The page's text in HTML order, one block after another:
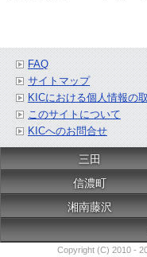
FAQ
サイトマップ
KICにおける個人情報の
このサイトについて
KICへのお問合せ
三田
信濃町
湘南藤沢
Copyright (C) 2010 -